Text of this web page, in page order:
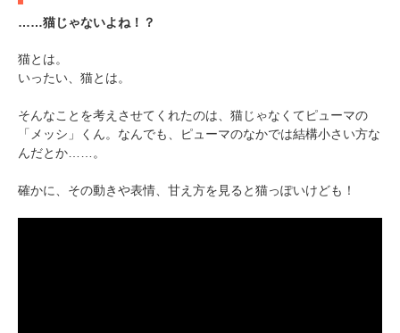
……猫じゃないよね！？
猫とは。
いったい、猫とは。
そんなことを考えさせてくれたのは、猫じゃなくてピューマの
「メッシ」くん。なんでも、ピューマのなかでは結構小さい方な
んだとか……。
確かに、その動きや表情、甘え方を見ると猫っぽいけども！